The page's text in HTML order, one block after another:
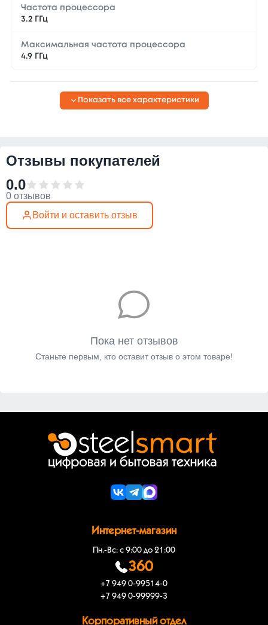
Частота процессора
3.2 ГГц
Максимальная частота процессора
4.9 ГГц
Показать все характеристики
Отзывы покупателей
0.0
0 отзывов
Войти и оставить отзыв
Пока нет отзывов
Станьте первым, кто оставит отзыв о этом товаре!
Интернет-магазин
Пн.-Вс: с 9:00 до 21:00
360
+7 949 0-99514-0
+7 949 0-99999-3
Корпоративный отдел